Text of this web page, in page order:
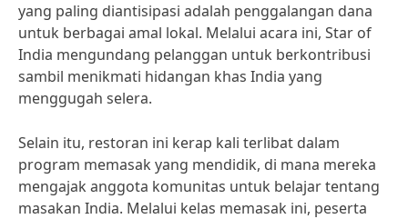
yang paling diantisipasi adalah penggalangan dana
untuk berbagai amal lokal. Melalui acara ini, Star of
India mengundang pelanggan untuk berkontribusi
sambil menikmati hidangan khas India yang
menggugah selera.
Selain itu, restoran ini kerap kali terlibat dalam
program memasak yang mendidik, di mana mereka
mengajak anggota komunitas untuk belajar tentang
masakan India. Melalui kelas memasak ini, peserta